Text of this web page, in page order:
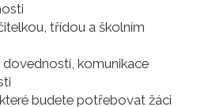
třídou a školním
komunikace
budete potřebovat žáci